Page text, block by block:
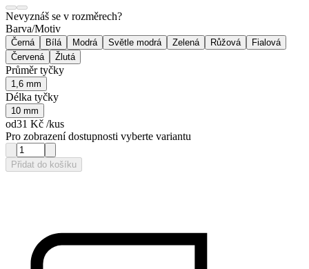
Nevyznáš se v rozměrech?
Barva/Motiv
Černá Bílá Modrá Světle modrá Zelená Růžová
Fialová
Červená
Žlutá
Průměr tyčky
1,6 mm
Délka tyčky
10 mm
od31 Kč /kus
Pro zobrazení dostupnosti vyberte variantu
Přidat do košíku